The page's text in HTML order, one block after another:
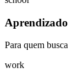
Para quem
work